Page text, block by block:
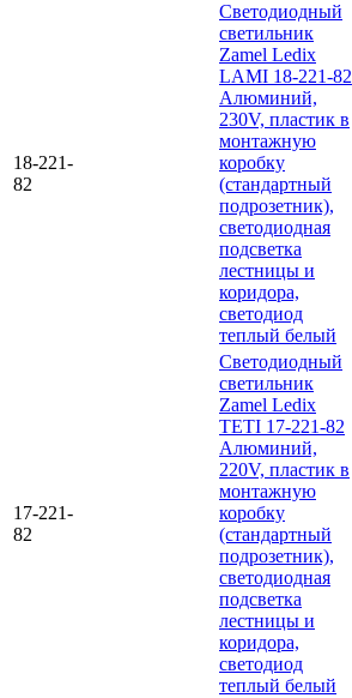
18-221-
82
Светодиодный
светильник
Zamel Ledix
LAMI 18-221-82
Алюминий,
230V, пластик в
монтажную
коробку
(стандартный
подрозетник),
светодиодная
подсветка
лестницы и
коридора,
светодиод
теплый белый
17-221-
82
Светодиодный
светильник
Zamel Ledix
TETI 17-221-82
Алюминий,
220V, пластик в
монтажную
коробку
(стандартный
подрозетник),
светодиодная
подсветка
лестницы и
коридора,
светодиод
теплый белый